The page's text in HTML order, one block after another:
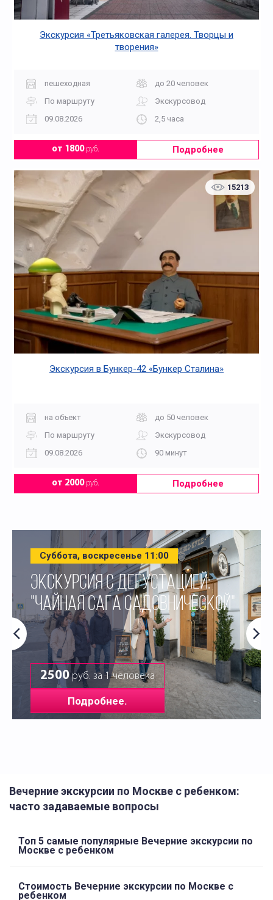
Экскурсия «Третьяковская галерея. Творцы и
творения»
пешеходная
до 20 человек
По маршруту
Экскурсовод
09.08.2026
2,5 часа
от 1800руб. Подробнее
15213
Экскурсия в Бункер-42 «Бункер Сталина»
на объект
до 50 человек
По маршруту
Экскурсовод
09.08.2026
90 минут
от 2000руб. Подробнее
Суббота, воскресенье 11:00
ЭКСКУРСИЯ С ДЕГУСТАЦИЕЙ:
"ЧАЙНАЯ САГА САДОВНИЧЕСКОЙ"
2500руб. за 1 человека
Подробнее.
Вечерние экскурсии по Москве с ребенком:
часто задаваемые вопросы
Топ 5 самые популярные Вечерние экскурсии по
Москве с ребенком
Стоимость Вечерние экскурсии по Москве с
ребенком